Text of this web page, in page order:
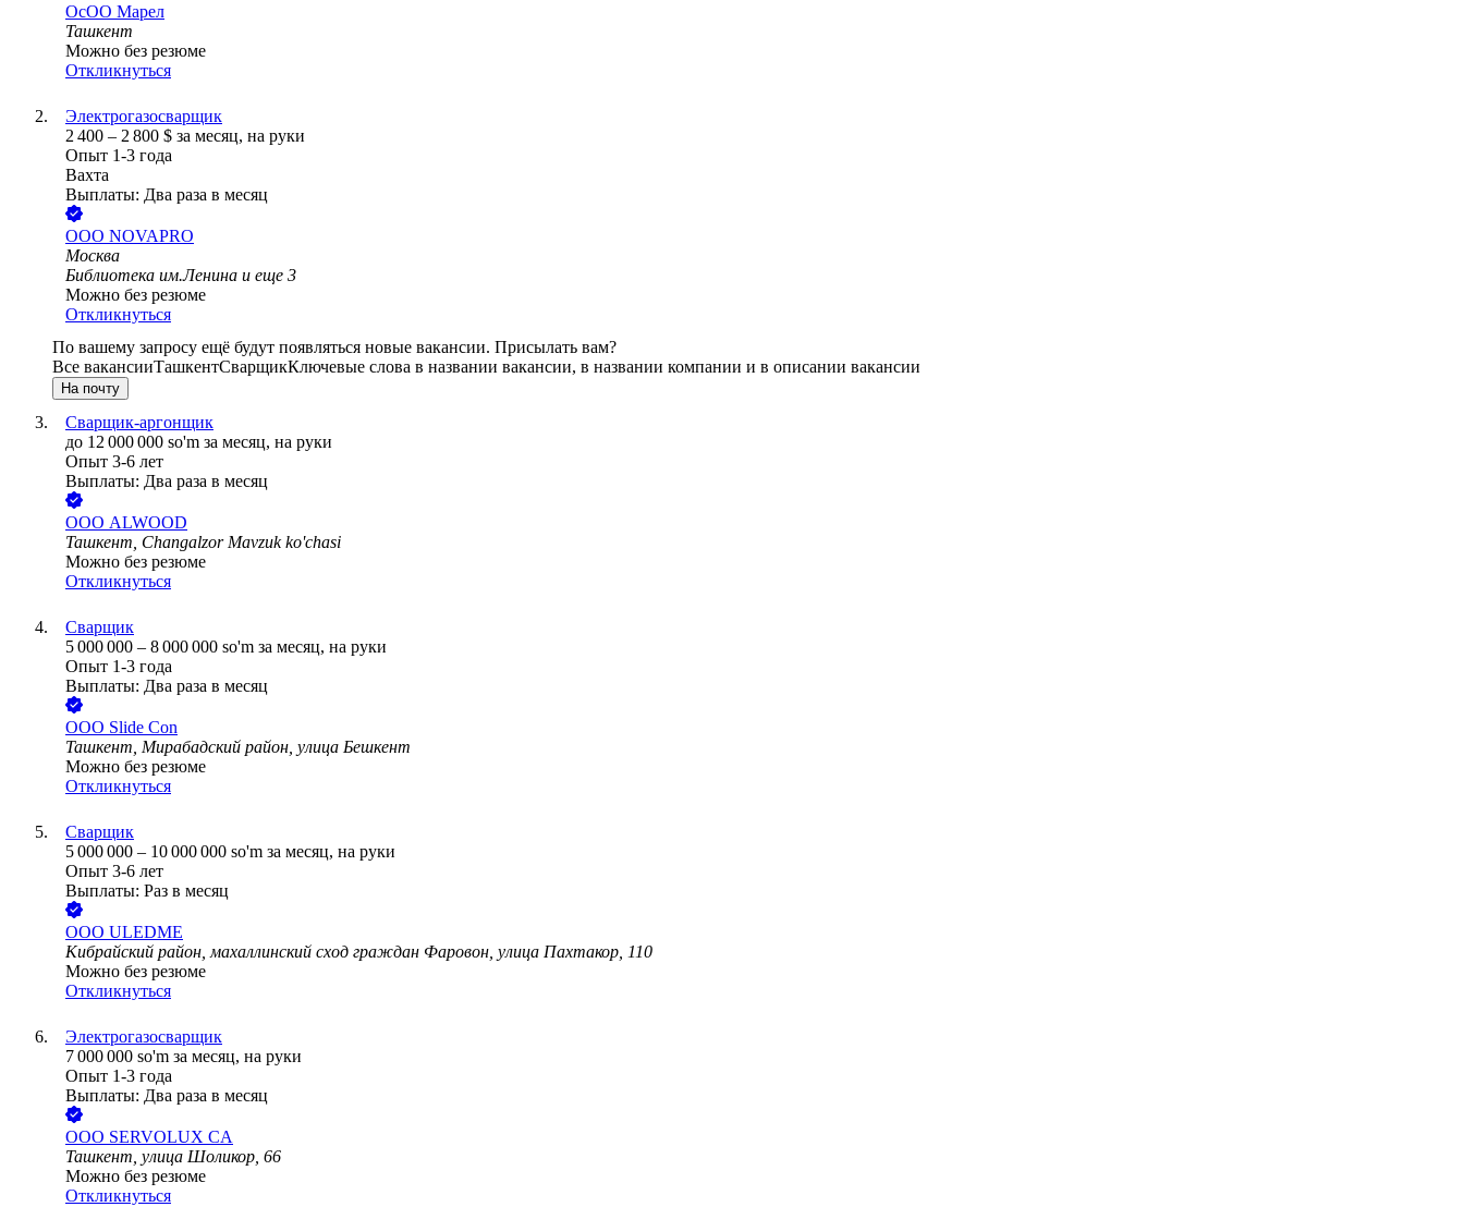
ОсОО Марел
Ташкент
Можно без резюме
Откликнуться
Электрогазосварщик
2 400 – 2 800 $ за месяц, на руки
Опыт 1-3 года
Вахта
Выплаты: Два раза в месяц
ООО NOVAPRO
Москва
Библиотека им.Ленина и еще 3
Можно без резюме
Откликнуться
По вашему запросу ещё будут появляться новые вакансии. Присылать вам?
Все вакансииТашкентСварщикКлючевые слова в названии вакансии, в названии компании и в описании вакансии
На почту
Сварщик-аргонщик
до 12 000 000 so'm за месяц, на руки
Опыт 3-6 лет
Выплаты: Два раза в месяц
ООО ALWOOD
Ташкент, Changalzor Mavzuk ko'chasi
Можно без резюме
Откликнуться
Сварщик
5 000 000 – 8 000 000 so'm за месяц, на руки
Опыт 1-3 года
Выплаты: Два раза в месяц
ООО Slide Con
Ташкент, Мирабадский район, улица Бешкент
Можно без резюме
Откликнуться
Сварщик
5 000 000 – 10 000 000 so'm за месяц, на руки
Опыт 3-6 лет
Выплаты: Раз в месяц
ООО ULEDME
Кибрайский район, махаллинский сход граждан Фаровон, улица Пахтакор, 110
Можно без резюме
Откликнуться
Электрогазосварщик
7 000 000 so'm за месяц, на руки
Опыт 1-3 года
Выплаты: Два раза в месяц
ООО SERVOLUX CA
Ташкент, улица Шоликор, 66
Можно без резюме
Откликнуться